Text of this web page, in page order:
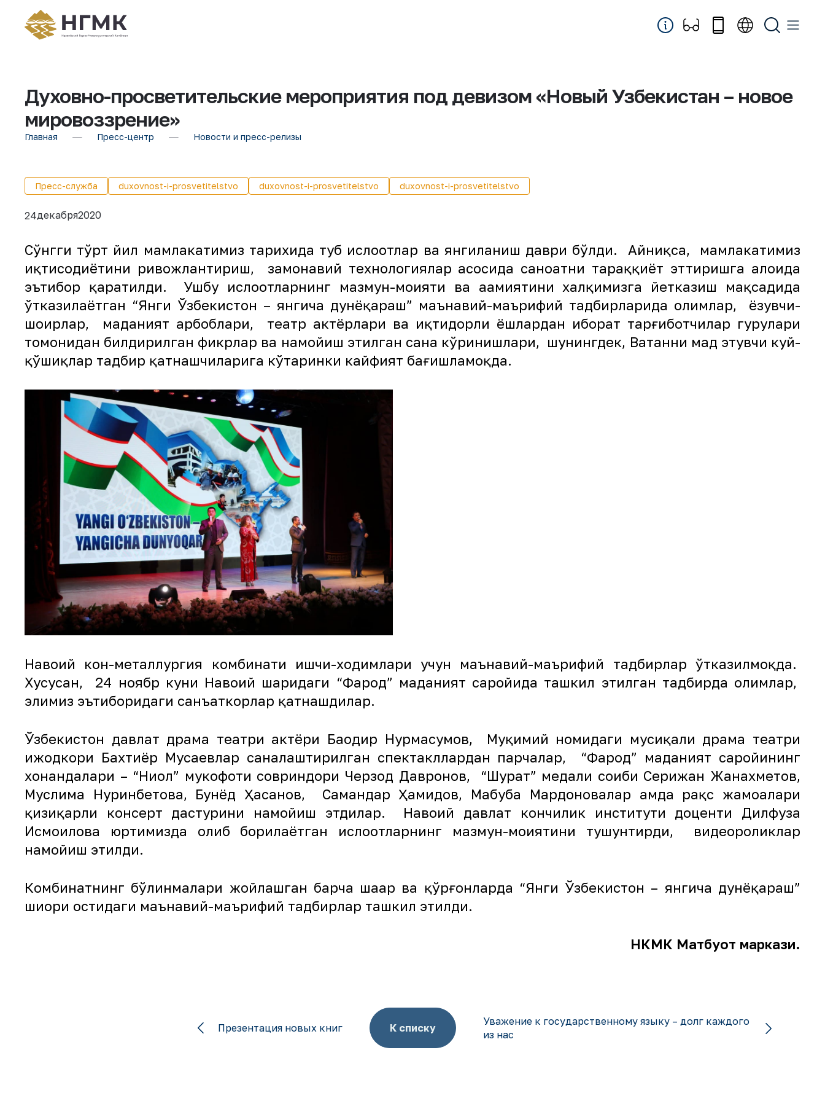
Духовно-просветительские мероприятия под девизом «Новый Узбекистан – новое
мировоззрение»
Главная Пресс-центр Новости и пресс-релизы
Пресс-служба duxovnost-i-prosvetitelstvo duxovnost-i-prosvetitelstvo duxovnost-i-prosvetitelstvo
24декабря2020
Сўнгги тўрт йил мамлакатимиз тарихида туб ислоҳотлар ва янгиланиш даври бўлди. Айниқса, мамлакатимиз
иқтисодиётини ривожлантириш, замонавий технологиялар асосида саноатни тараққиёт эттиришга алоҳида
эътибор қаратилди. Ушбу ислоҳотларнинг мазмун-моҳияти ва аҳамиятини халқимизга йетказиш мақсадида
ўтказилаётган “Янги Ўзбекистон – янгича дунёқараш” маънавий-маърифий тадбирларида олимлар, ёзувчи-
шоирлар, маданият арбоблари, театр актёрлари ва иқтидорли ёшлардан иборат тарғиботчилар гуруҳлари
томонидан билдирилган фикрлар ва намойиш этилган саҳна кўринишлари, шунингдек, Ватанни мадҳ этувчи куй-
қўшиқлар тадбир қатнашчиларига кўтаринки кайфият бағишламоқда.
Навоий кон-металлургия комбинати ишчи-ходимлари учун маънавий-маърифий тадбирлар ўтказилмоқда.
Хусусан, 24 ноябр куни Навоий шаҳридаги “Фарҳод” маданият саройида ташкил этилган тадбирда олимлар,
элимиз эътиборидаги санъаткорлар қатнашдилар.
Ўзбекистон давлат драма театри актёри Баҳодир Нурмаҳсумов, Муқимий номидаги мусиқали драма театри
ижодкори Бахтиёр Мусаевлар саҳналаштирилган спектакллардан парчалар, “Фарҳод” маданият саройининг
хонандалари – “Ниҳол” мукофоти совриндори Черзод Давронов, “Шуҳрат” медали соҳиби Серижан Жанахметов,
Муслима Нуринбетова, Бунёд Ҳасанов, Самандар Ҳамидов, Маҳбуба Мардоновалар ҳамда рақс жамоалари
қизиқарли консерт дастурини намойиш этдилар. Навоий давлат кончилик институти доценти Дилфуза
Исмоилова юртимизда олиб борилаётган ислоҳотларнинг мазмун-моҳиятини тушунтирди, видеороликлар
намойиш этилди.
Комбинатнинг бўлинмалари жойлашган барча шаҳар ва қўрғонларда “Янги Ўзбекистон – янгича дунёқараш”
шиори остидаги маънавий-маърифий тадбирлар ташкил этилди.
НКМК Матбуот маркази.
Презентация новых книг К списку
Уважение к государственному языку – долг каждого
из нас